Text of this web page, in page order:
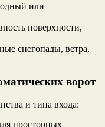
или
поверхности,
снегопады, ветра,
ворот
и типа входа:
просторных